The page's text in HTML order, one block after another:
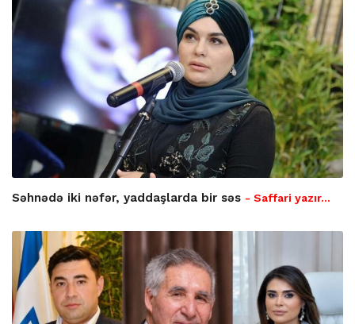
Səhnədə iki nəfər, yaddaşlarda bir səs - Saffari yazır…